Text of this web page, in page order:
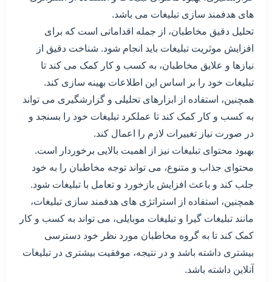
های هدفمند سازی تبلیغات می باشد.
تحلیل دقیق مخاطبان، از جمله اقداماتی است که برای
افزایش موثریت تبلیغات باید انجام شود. شناخت دقیق از
نیازها و علایق مخاطبان، به کسب و کار کمک می کند تا
تبلیغات خود را بر اساس این اطلاعات بهینه سازی کند.
همچنین، استفاده از ابزارهای تحلیلی و گزارشگیری می تواند
به کسب و کار کمک کند تا عملکرد تبلیغات خود را بسنجد و
در صورت نیاز تغییرات لازم را اعمال کند.
بهبود محتوای تبلیغات نیز از اهمیت بالایی برخوردار است.
محتوای جذاب و متنوع، می تواند توجه مخاطبان را به خود
جلب کند و باعث افزایش بازخورد و تعامل با تبلیغات شود.
همچنین، استفاده از استراتژی های هدفمند سازی تبلیغات،
مانند تبلیغات گیرا و تبلیغات موبایلی، می تواند به کسب و کار
کمک کند تا به گروه مخاطبان مورد نظر خود دسترسی
بیشتری داشته باشد و در نتیجه، موفقیت بیشتری در تبلیغات
آنلاین داشته باشد.